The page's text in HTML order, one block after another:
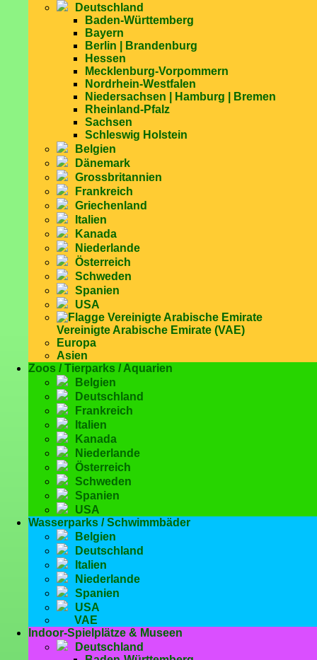
Deutschland
Baden-Württemberg
Bayern
Berlin | Brandenburg
Hessen
Mecklenburg-Vorpommern
Nordrhein-Westfalen
Niedersachsen | Hamburg | Bremen
Rheinland-Pfalz
Sachsen
Schleswig Holstein
Belgien
Dänemark
Grossbritannien
Frankreich
Griechenland
Italien
Kanada
Niederlande
Österreich
Schweden
Spanien
USA
Vereinigte Arabische Emirate (VAE)
Europa
Asien
Zoos / Tierparks / Aquarien
Belgien
Deutschland
Frankreich
Italien
Kanada
Niederlande
Österreich
Schweden
Spanien
USA
Wasserparks / Schwimmbäder
Belgien
Deutschland
Italien
Niederlande
Spanien
USA
VAE
Indoor-Spielplätze & Museen
Deutschland